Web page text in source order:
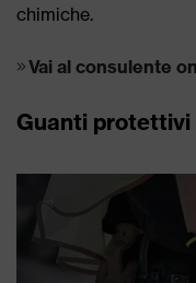
chimiche.
Vai al consulente
Guanti